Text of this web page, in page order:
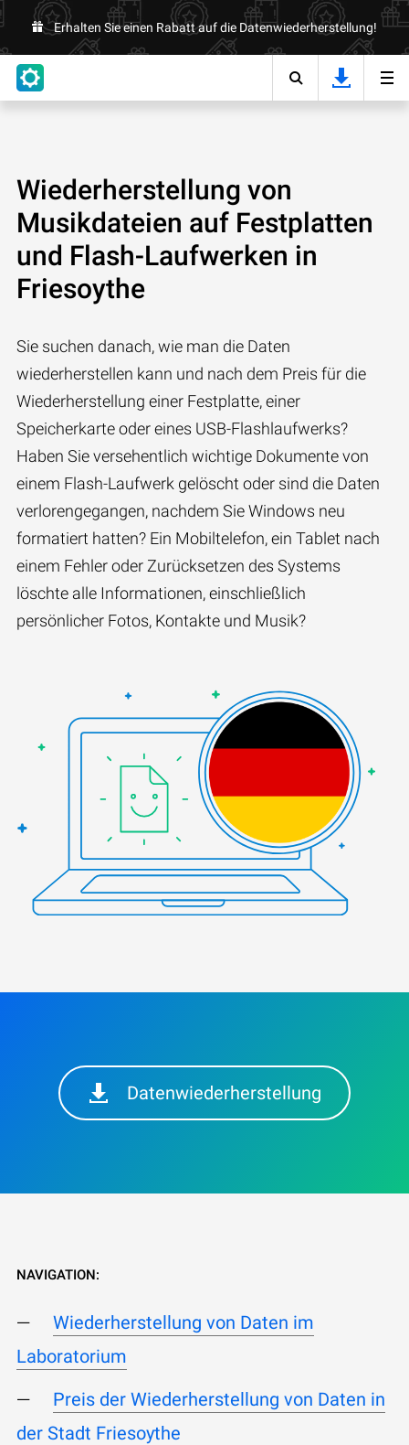
Erhalten Sie einen Rabatt auf die Datenwiederherstellung!
Wiederherstellung von
Musikdateien auf Festplatten
und Flash-Laufwerken in
Friesoythe
Sie suchen danach, wie man die Daten
wiederherstellen kann und nach dem Preis für die
Wiederherstellung einer Festplatte, einer
Speicherkarte oder eines USB-Flashlaufwerks?
Haben Sie versehentlich wichtige Dokumente von
einem Flash-Laufwerk gelöscht oder sind die Daten
verlorengegangen, nachdem Sie Windows neu
formatiert hatten? Ein Mobiltelefon, ein Tablet nach
einem Fehler oder Zurücksetzen des Systems
löschte alle Informationen, einschließlich
persönlicher Fotos, Kontakte und Musik?
Datenwiederherstellung
NAVIGATION:
Wiederherstellung von Daten im
Laboratorium
Preis der Wiederherstellung von Daten in
der Stadt Friesoythe